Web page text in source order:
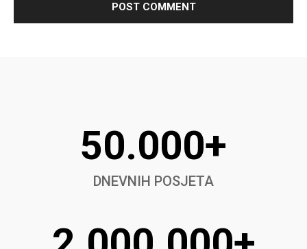
50.000+
DNEVNIH POSJETA